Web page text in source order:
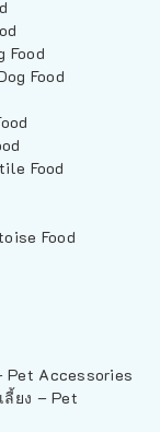
Food
Food
Food
Food
Accessories
ยง – Pet